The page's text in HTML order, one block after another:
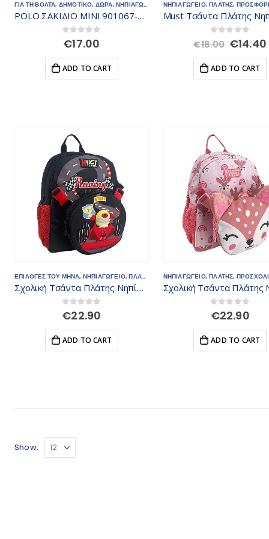
ΓΙΑ ΤΗ ΒΟΛΤΑ, ΔΗΜΟΤΙΚΟ, ΔΩΡΑ,ΝΗΠΙΑΓΩΓΕΙΟ ΠΛΑΤΗΣ,ΤΣΑΝΤΕΣ - ΣΑΚΙΔΙΑ
POLO ΣΑΚΙΔΙΟ MINI 901067-2000
out of 5
€17.00
ADD TO CART
ΝΗΠΙΑΓΩΓΕΙΟ,ΠΛΑΤΗΣ,
out of 5
€18.00 Original
price
was:
€18.00.
€14.40
ADD TO CART
ΕΠΙΛΟΓΕΣ ΤΟΥ ΜΗΝΑ, ΝΗΠΙΑΓΩΓΕΙΟ,ΠΛΑΤΗΣ ΠΡΟΣΧΟΛΙΚΗΣ,ΤΣΑΝΤΑΚΙ ΜΕΣΗΣ,
Σχολική Τσάντα Πλάτης Νηπίου Must Team Racing 1 Θήκη με αποσπώμενο Τσαντάκι Μέσης και Ώμου
0out of 5
€22.90
ADD TO CART
ΝΗΠΙΑΓΩΓΕΙΟ,ΠΛΑΤΗΣ,
0out of 5
€22.90
ADD TO CART
Show: